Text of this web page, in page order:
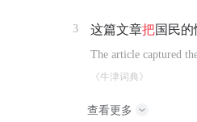
3 这篇文章把国民
The article captured
《牛津词典》
查看更多